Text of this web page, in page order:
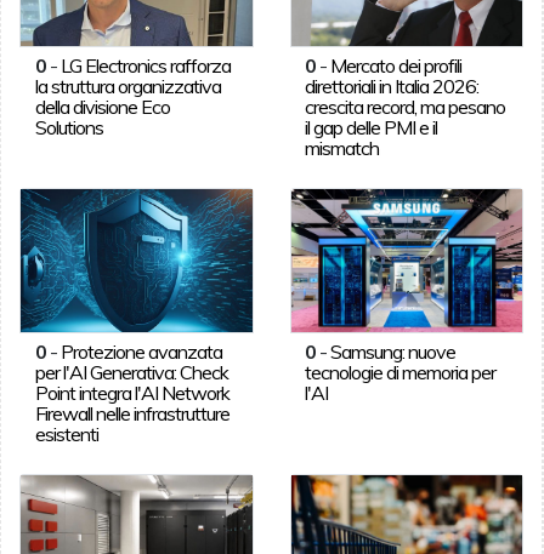
0- LG Electronics rafforza
la struttura organizzativa
della divisione Eco
Solutions
0 - Mercato dei profili
direttoriali in Italia 2026:
crescita record, ma pesano
il gap delle PMI e il
mismatch
0- Protezione avanzata
per l'AI Generativa: Check
Point integra l'AI Network
Firewall nelle infrastrutture
esistenti
0 -Samsung: nuove
tecnologie di memoria per
l'AI